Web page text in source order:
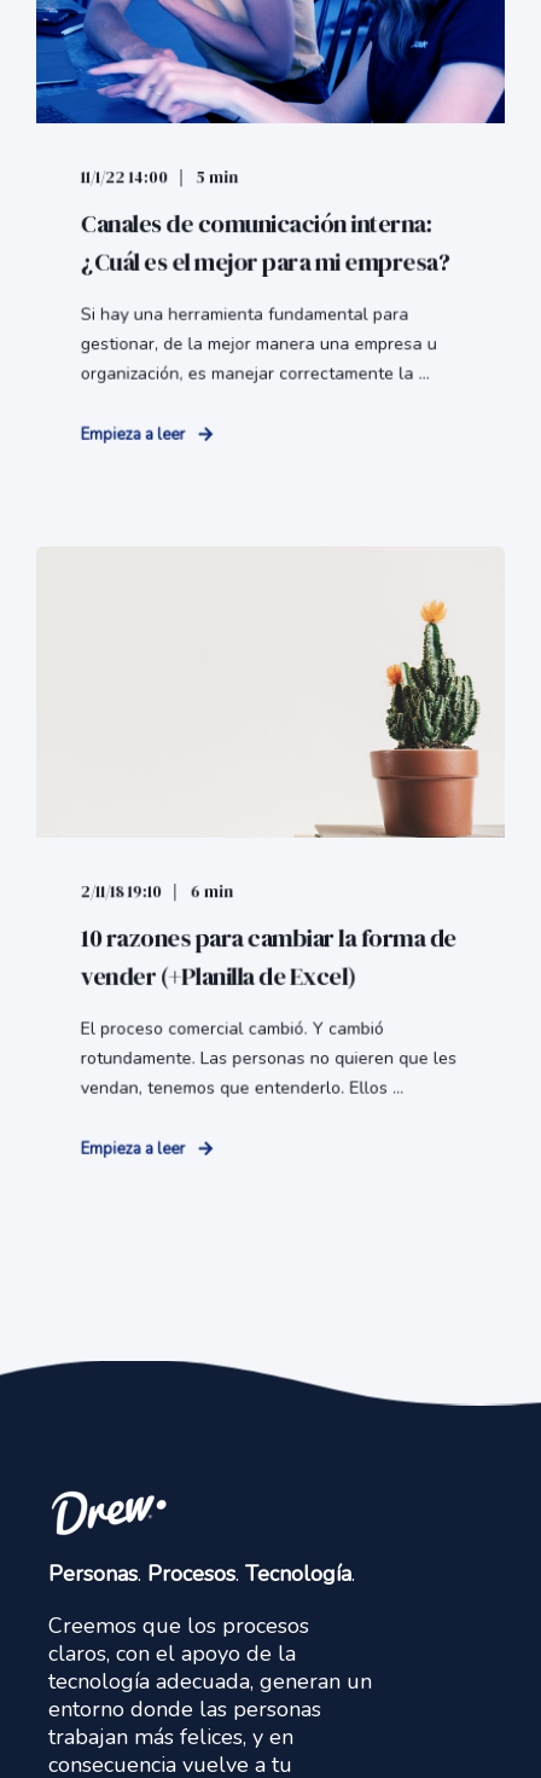
11/1/22 14:00 5 min
Canales de comunicación interna:
¿Cuál es el mejor para mi empresa?
Si hay una herramienta fundamental para
gestionar, de la mejor manera una empresa u
organización, es manejar correctamente la ...
Empieza a leer
2/11/18 19:10 6 min
10 razones para cambiar la forma de
vender (+Planilla de Excel)
El proceso comercial cambió. Y cambió
rotundamente. Las personas no quieren que les
vendan, tenemos que entenderlo. Ellos ...
Empieza a leer
Personas. Procesos. Tecnología.
Creemos que los procesos
claros, con el apoyo de la
tecnología adecuada, generan un
entorno donde las personas
trabajan más felices, y en
consecuencia vuelve a tu